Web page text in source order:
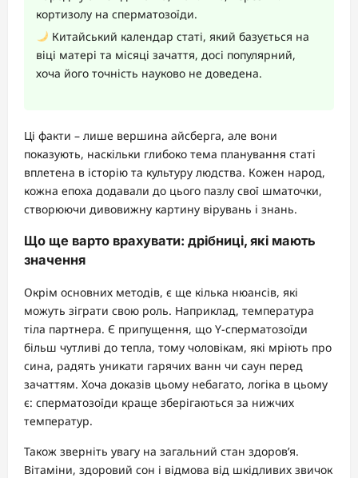
кортизолу на сперматозоїди.
Китайський календар статі, який базується на
віці матері та місяці зачаття, досі популярний,
хоча його точність науково не доведена.
Ці факти – лише вершина айсберга, але вони
показують, наскільки глибоко тема планування статі
вплетена в історію та культуру людства. Кожен народ,
кожна епоха додавали до цього пазлу свої шматочки,
створюючи дивовижну картину вірувань і знань.
Що ще варто врахувати: дрібниці, які мають
значення
Окрім основних методів, є ще кілька нюансів, які
можуть зіграти свою роль. Наприклад, температура
тіла партнера. Є припущення, що Y-сперматозоїди
більш чутливі до тепла, тому чоловікам, які мріють про
сина, радять уникати гарячих ванн чи саун перед
зачаттям. Хоча доказів цьому небагато, логіка в цьому
є: сперматозоїди краще зберігаються за нижчих
температур.
Також зверніть увагу на загальний стан здоров’я.
Вітаміни, здоровий сон і відмова від шкідливих звичок